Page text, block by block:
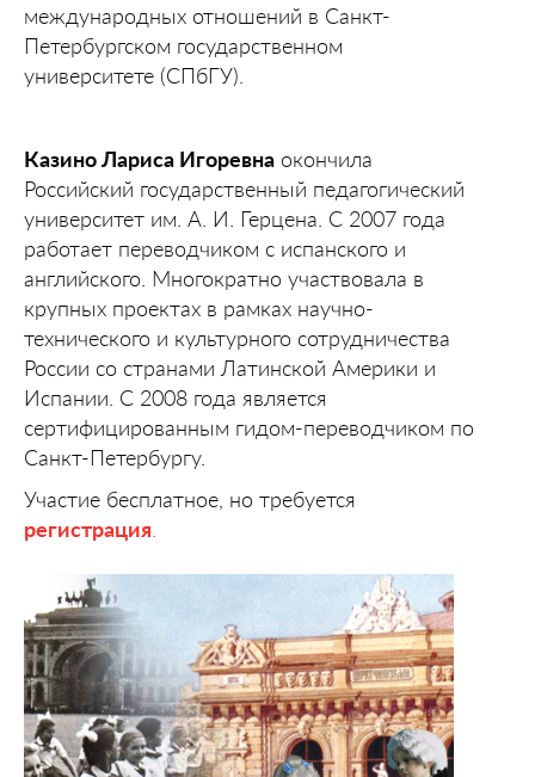
международных отношений в Санкт-
Петербургском государственном
университете (СПбГУ).
Казино Лариса Игоревна окончила
Российский государственный педагогический
университет им. А. И. Герцена. С 2007 года
работает переводчиком с испанского и
английского. Многократно участвовала в
крупных проектах в рамках научно-
технического и культурного сотрудничества
России со странами Латинской Америки и
Испании. С 2008 года является
сертифицированным гидом-переводчиком по
Санкт-Петербургу.
Участие бесплатное, но требуется
регистрация